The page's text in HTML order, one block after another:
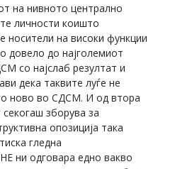
на нивното централно
личности коишто
носители на високи функции
до најголемиот
со најслаб резултат и
дека таквите луѓе не
ново во СДСМ. И од втора
зборува за
опозиција така
гледна
ни одговара едно вакво